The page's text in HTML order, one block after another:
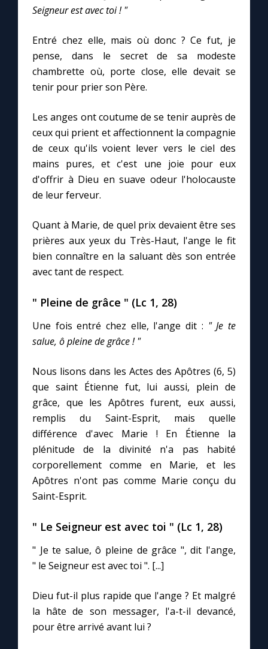
Prier au quotidien
Avec Thérèse de Lisieux
L'Évangile chaque jour
Les premiers samedis du mois
Marie qui défait les nœuds
Me consacrer à Jésus par Marie
Une Minute avec Marie
À la une
1000 Raisons de Croire
Chapelet pour le monde
Contact
Faire un don
Marie de Nazareth
Seigneur est avec toi ! "
Entré chez elle, mais où donc ? Ce fut, je
pense, dans le secret de sa modeste
chambrette où, porte close, elle devait se
tenir pour prier son Père.
Les anges ont coutume de se tenir auprès de
ceux qui prient et affectionnent la compagnie
de ceux qu'ils voient lever vers le ciel des
mains pures, et c'est une joie pour eux
d'offrir à Dieu en suave odeur l'holocauste
de leur ferveur.
Quant à Marie, de quel prix devaient être ses
prières aux yeux du Très-Haut, l'ange le fit
bien connaître en la saluant dès son entrée
avec tant de respect.
" Pleine de grâce " (Lc 1, 28)
Une fois entré chez elle, l'ange dit : " Je te
salue, ô pleine de grâce ! "
Nous lisons dans les Actes des Apôtres (6, 5)
que saint Étienne fut, lui aussi, plein de
grâce, que les Apôtres furent, eux aussi,
remplis du Saint-Esprit, mais quelle
différence d'avec Marie ! En Étienne la
plénitude de la divinité n'a pas habité
corporellement comme en Marie, et les
Apôtres n'ont pas comme Marie conçu du
Saint-Esprit.
" Le Seigneur est avec toi " (Lc 1, 28)
" Je te salue, ô pleine de grâce ", dit l'ange,
" le Seigneur est avec toi ". [...]
Dieu fut-il plus rapide que l'ange ? Et malgré
la hâte de son messager, l'a-t-il devancé,
pour être arrivé avant lui ?